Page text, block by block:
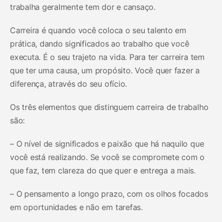
trabalha geralmente tem dor e cansaço.
Carreira é quando você coloca o seu talento em
prática, dando significados ao trabalho que você
executa. É o seu trajeto na vida. Para ter carreira tem
que ter uma causa, um propósito. Você quer fazer a
diferença, através do seu ofício.
Os três elementos que distinguem carreira de trabalho
são:
– O nível de significados e paixão que há naquilo que
você está realizando. Se você se compromete com o
que faz, tem clareza do que quer e entrega a mais.
– O pensamento a longo prazo, com os olhos focados
em oportunidades e não em tarefas.